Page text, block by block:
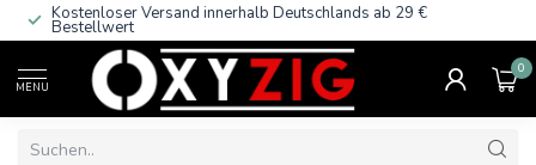
Kostenloser Versand innerhalb Deutschlands ab 29 €
Bestellwert
MENU
0